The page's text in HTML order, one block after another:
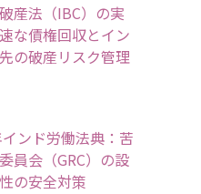
産法（IBC）の実
な債権回収とイン
の破産リスク管理
ンド労働法典：苦
員会（GRC）の設
の安全対策